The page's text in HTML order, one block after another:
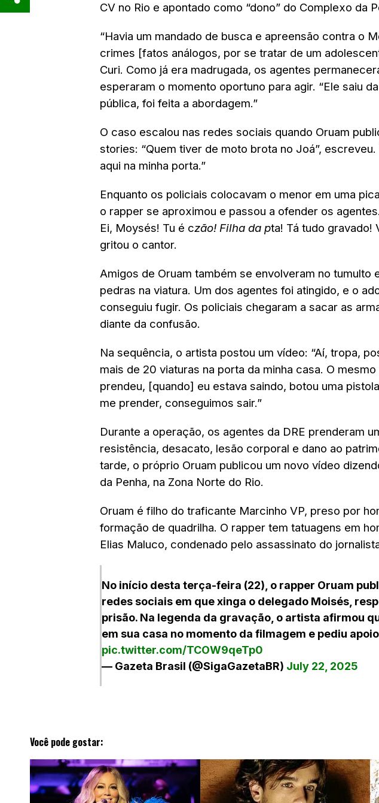
CV no Rio e apontado como “dono” do Complexo da
“Havia um mandado de busca e apreensão contra o
crimes [fatos análogos, por se tratar de um
Curi. Como já era madrugada, os agentes
esperaram o momento oportuno para agir. “Ele saiu
pública, foi feita a abordagem.”
O caso escalou nas redes sociais quando Oruam
stories: “Quem tiver de moto brota no Joá”,
aqui na minha porta.”
Enquanto os policiais colocavam o menor em uma
o rapper se aproximou e passou a ofender os
Ei, Moysés! Tu é czão! Filha da pta! Tá tudo gravado!
gritou o cantor.
Amigos de Oruam também se envolveram no tumulto
pedras na viatura. Um dos agentes foi atingido, e o
conseguiu fugir. Os policiais chegaram a sacar as
diante da confusão.
Na sequência, o artista postou um vídeo: “Aí, tropa,
mais de 20 viaturas na porta da minha casa. O
prendeu, [quando] eu estava saindo, botou uma
me prender, conseguimos sair.”
Durante a operação, os agentes da DRE prenderam
resistência, desacato, lesão corporal e dano ao
tarde, o próprio Oruam publicou um novo vídeo
da Penha, na Zona Norte do Rio.
Oruam é filho do traficante Marcinho VP, preso por
formação de quadrilha. O rapper tem tatuagens em
Elias Maluco, condenado pelo assassinato do
No início desta terça-feira (22), o rapper Oruam
redes sociais em que xinga o delegado Moisés,
prisão. Na legenda da gravação, o artista afirmou
em sua casa no momento da filmagem e pediu
pic.twitter.com/TCOW9qeTp0
— Gazeta Brasil (@SigaGazetaBR) July 22, 2025